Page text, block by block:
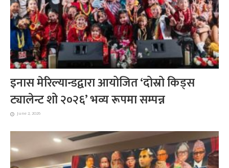
इनास मेरिल्यान्डद्वारा आयोजित ‘दोस्रो किड्स
ट्यालेन्ट शो २०२६’ भव्य रूपमा सम्पन्न
June 2, 2026